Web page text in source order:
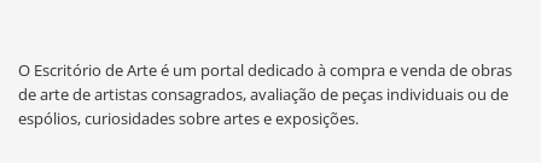
O Escritório de Arte é um portal dedicado à compra e venda de obras
de arte de artistas consagrados, avaliação de peças individuais ou de
espólios, curiosidades sobre artes e exposições.